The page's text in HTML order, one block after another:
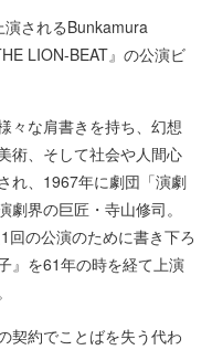
されるBunkamura
LION-BEAT』の公演ビ
々な肩書きを持ち、幻想
術、そして社会や人間心
れ、1967年に劇団「演劇
界の巨匠・寺山修司。
回の公演のために書き下ろ
』を61年の時を経て上演
契約でことばを失う代わ